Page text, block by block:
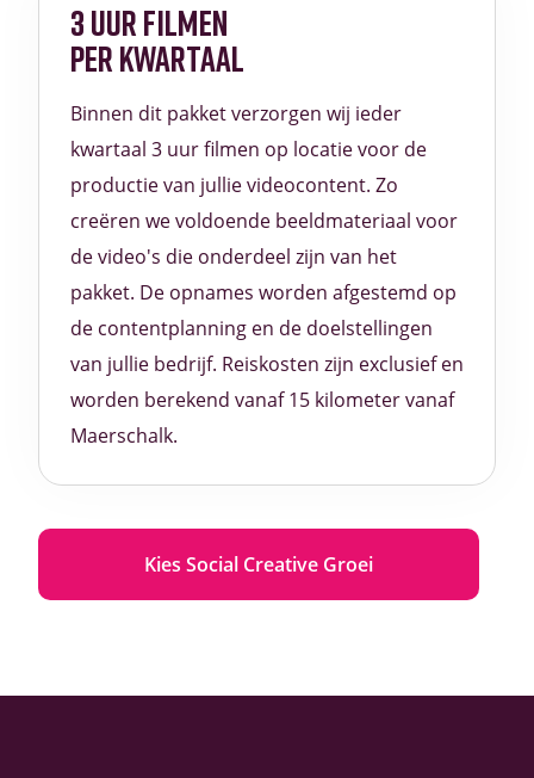
3 UUR FILMEN
PER KWARTAAL
Binnen dit pakket verzorgen wij ieder
kwartaal 3 uur filmen op locatie voor de
productie van jullie videocontent. Zo
creëren we voldoende beeldmateriaal voor
de video's die onderdeel zijn van het
pakket. De opnames worden afgestemd op
de contentplanning en de doelstellingen
van jullie bedrijf. Reiskosten zijn exclusief en
worden berekend vanaf 15 kilometer vanaf
Maerschalk.
Kies Social Creative Groei